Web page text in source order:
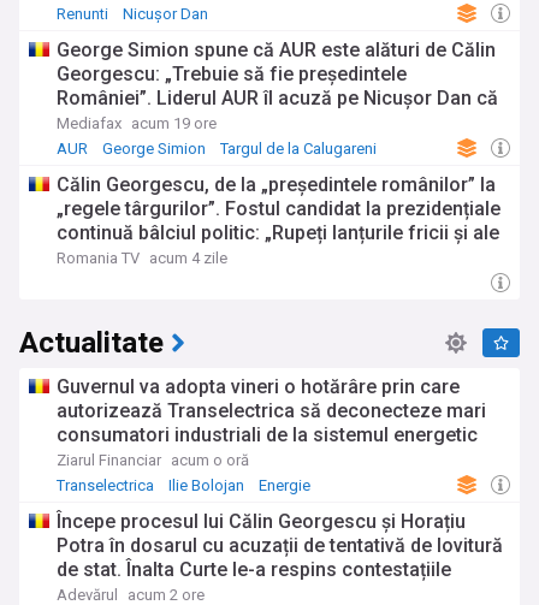
Renunti
Nicușor Dan
George Simion spune că AUR este alături de Călin
Georgescu: „Trebuie să fie președintele
României”. Liderul AUR îl acuză pe Nicușor Dan că
„nu respectă Constituția”
Mediafax acum 19 ore
AUR
George Simion Targul de la Calugareni
Călin Georgescu, de la „președintele românilor” la
„regele târgurilor”. Fostul candidat la prezidențiale
continuă bâlciul politic: „Rupeți lanțurile fricii și ale
umilinței și țara va fi din nou a voastră”
Romania TV acum 4 zile
Actualitate
Guvernul va adopta vineri o hotărâre prin care
autorizează Transelectrica să deconecteze mari
consumatori industriali de la sistemul energetic
naţional în cazul unei situaţii de criză: „Cetăţenii,
locuinţele, consumatorii casnici nu vor fi
deconectaţi”
Ziarul Financiar acum o oră
Transelectrica
Ilie Bolojan Energie
Începe procesul lui Călin Georgescu și Horațiu
Potra în dosarul cu acuzații de tentativă de lovitură
de stat. Înalta Curte le-a respins contestațiile
Adevărul
acum 2 ore